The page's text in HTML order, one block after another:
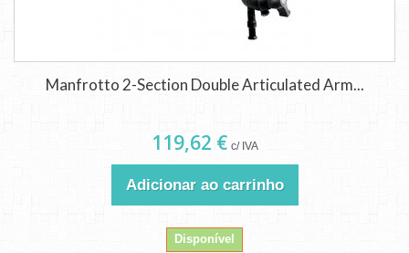
Manfrotto 2-Section Double Articulated Arm...
119,62 € c/ IVA
Adicionar ao carrinho
Disponível